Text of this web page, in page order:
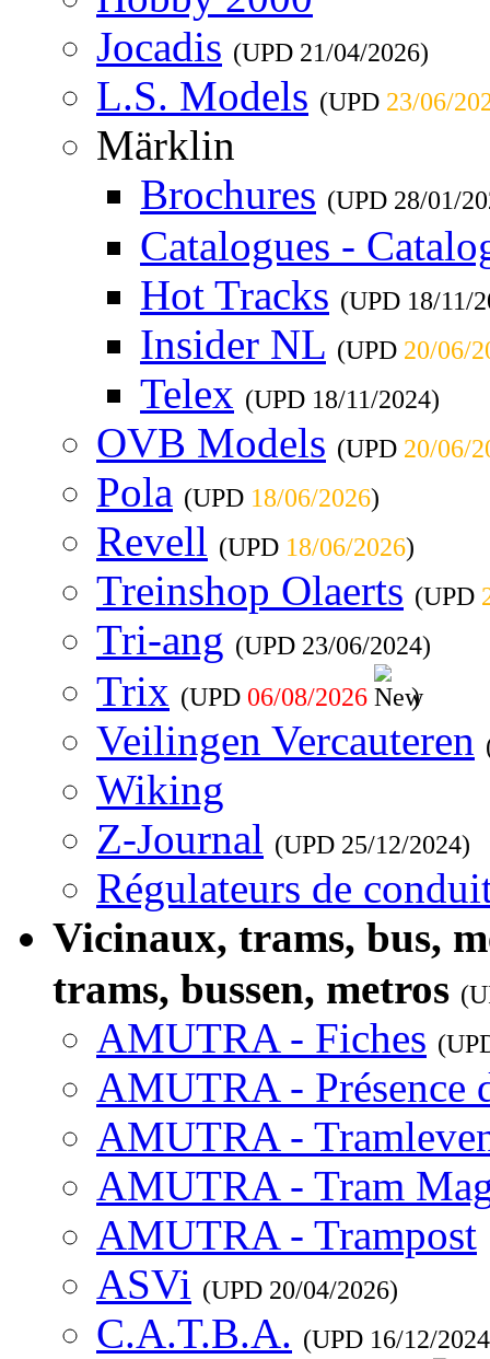
Jocadis (UPD 21/04/2026)
L.S. Models (UPD 23/06/
Märklin
Brochures (UPD 28/01/
Catalogues -
Hot Tracks (UPD 18/11/
Insider NL (UPD 20/06/
Telex (UPD 18/11/2024)
OVB Models (UPD 20/06/
Pola (UPD 18/06/2026)
Revell (UPD 18/06/2026)
Treinshop Olaerts (UPD
Tri-ang (UPD 23/06/2024)
Trix (UPD 06/08/2026 )
Veilingen Vercauteren
Wiking
Z-Journal (UPD 25/12/2024)
Régulateurs de
Vicinaux, trams, bus,
trams, bussen, metros
AMUTRA - Fiches
AMUTRA - Présence
AMUTRA -
AMUTRA - Tram
AMUTRA - Trampost
ASVi (UPD 20/04/2026)
C.A.T.B.A. (UPD 16/12/2024